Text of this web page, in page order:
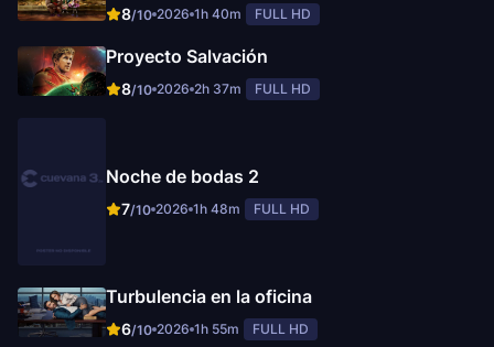
8/10 2026 1h 40m FULL HD
Proyecto Salvación
8/10 2026 2h 37m FULL HD
Noche de bodas 2
7/10 2026 1h 48m FULL HD
Turbulencia en la oficina
6/10 2026 1h 55m FULL HD